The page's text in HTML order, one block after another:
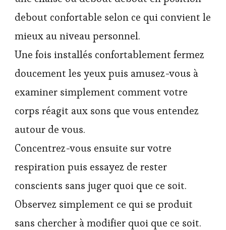
debout confortable selon ce qui convient le
mieux au niveau personnel.
Une fois installés confortablement fermez
doucement les yeux puis amusez-vous à
examiner simplement comment votre
corps réagit aux sons que vous entendez
autour de vous.
Concentrez-vous ensuite sur votre
respiration puis essayez de rester
conscients sans juger quoi que ce soit.
Observez simplement ce qui se produit
sans chercher à modifier quoi que ce soit.